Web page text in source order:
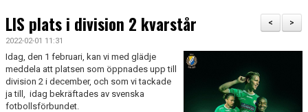
BLI PARTNER TILL LIS
STÖDMEDLEM
SPELARE
>
<
LIS plats i division 2 kvarstår
2022-02-01 11:31
Idag, den 1 februari, kan vi med glädje
meddela att platsen som öppnades upp till
division 2 i december, och som vi tackade
ja till, idag bekräftades av svenska
fotbollsförbundet.